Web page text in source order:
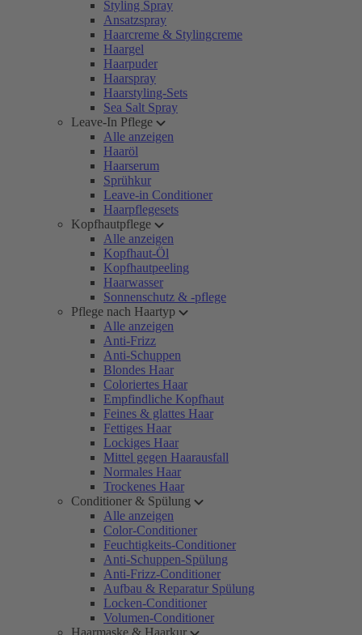
Styling Spray
Ansatzspray
Haarcreme & Stylingcreme
Haargel
Haarpuder
Haarspray
Haarstyling-Sets
Sea Salt Spray
Leave-In Pflege
Alle anzeigen
Haaröl
Haarserum
Sprühkur
Leave-in Conditioner
Haarpflegesets
Kopfhautpflege
Alle anzeigen
Kopfhaut-Öl
Kopfhautpeeling
Haarwasser
Sonnenschutz & -pflege
Pflege nach Haartyp
Alle anzeigen
Anti-Frizz
Anti-Schuppen
Blondes Haar
Coloriertes Haar
Empfindliche Kopfhaut
Feines & glattes Haar
Fettiges Haar
Lockiges Haar
Mittel gegen Haarausfall
Normales Haar
Trockenes Haar
Conditioner & Spülung
Alle anzeigen
Color-Conditioner
Feuchtigkeits-Conditioner
Anti-Schuppen-Spülung
Anti-Frizz-Conditioner
Aufbau & Reparatur Spülung
Locken-Conditioner
Volumen-Conditioner
Haarmaske & Haarkur